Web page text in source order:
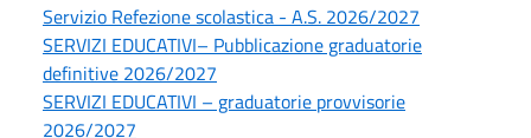
Servizio Refezione scolastica - A.S. 2026/2027
SERVIZI EDUCATIVI– Pubblicazione graduatorie
definitive 2026/2027
SERVIZI EDUCATIVI – graduatorie provvisorie
2026/2027